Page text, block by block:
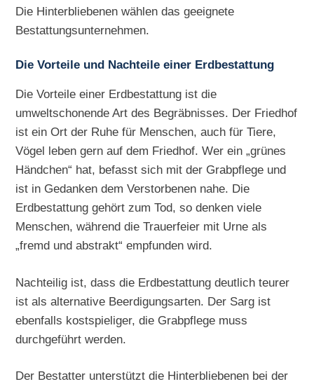
Die Hinterbliebenen wählen das geeignete
Bestattungsunternehmen.
Die Vorteile und Nachteile einer Erdbestattung
Die Vorteile einer Erdbestattung ist die
umweltschonende Art des Begräbnisses. Der Friedhof
ist ein Ort der Ruhe für Menschen, auch für Tiere,
Vögel leben gern auf dem Friedhof. Wer ein „grünes
Händchen“ hat, befasst sich mit der Grabpflege und
ist in Gedanken dem Verstorbenen nahe. Die
Erdbestattung gehört zum Tod, so denken viele
Menschen, während die Trauerfeier mit Urne als
„fremd und abstrakt“ empfunden wird.
Nachteilig ist, dass die Erdbestattung deutlich teurer
ist als alternative Beerdigungsarten. Der Sarg ist
ebenfalls kostspieliger, die Grabpflege muss
durchgeführt werden.
Der Bestatter unterstützt die Hinterbliebenen bei der